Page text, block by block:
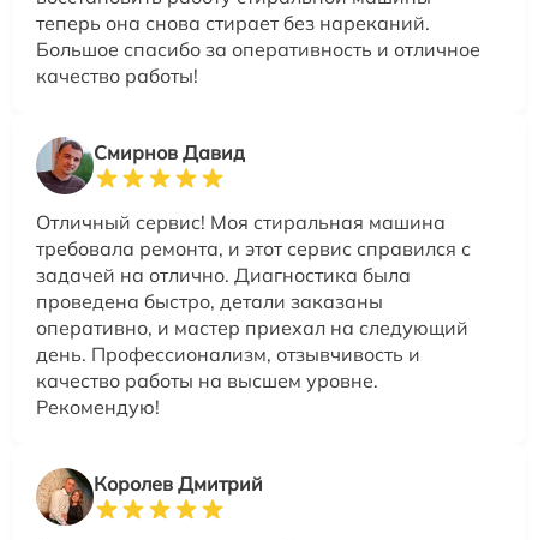
теперь она снова стирает без нареканий.
Большое спасибо за оперативность и отличное
качество работы!
Смирнов Давид
Отличный сервис! Моя стиральная машина
требовала ремонта, и этот сервис справился с
задачей на отлично. Диагностика была
проведена быстро, детали заказаны
оперативно, и мастер приехал на следующий
день. Профессионализм, отзывчивость и
качество работы на высшем уровне.
Рекомендую!
Королев Дмитрий